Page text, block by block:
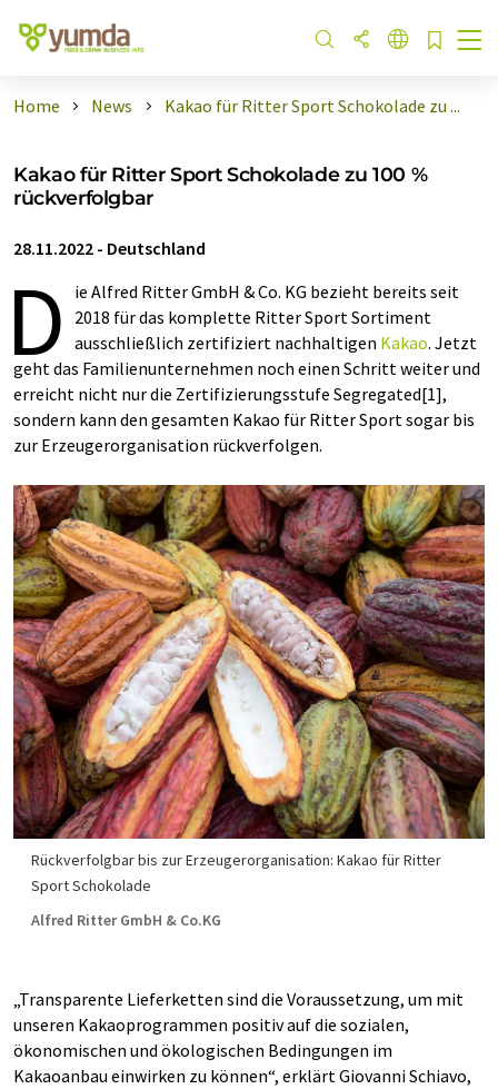
Home News Kakao für Ritter Sport Schokolade zu ...
Kakao für Ritter Sport Schokolade zu 100 %
rückverfolgbar
28.11.2022 - Deutschland
D
ie Alfred Ritter GmbH & Co. KG bezieht bereits seit
2018 für das komplette Ritter Sport Sortiment
ausschließlich zertifiziert nachhaltigen Kakao. Jetzt
geht das Familienunternehmen noch einen Schritt weiter und
erreicht nicht nur die Zertifizierungsstufe Segregated[1],
sondern kann den gesamten Kakao für Ritter Sport sogar bis
zur Erzeugerorganisation rückverfolgen.
Rückverfolgbar bis zur Erzeugerorganisation: Kakao für Ritter
Sport Schokolade
Alfred Ritter GmbH & Co.KG
„Transparente Lieferketten sind die Voraussetzung, um mit
unseren Kakaoprogrammen positiv auf die sozialen,
ökonomischen und ökologischen Bedingungen im
Kakaoanbau einwirken zu können“, erklärt Giovanni Schiavo,